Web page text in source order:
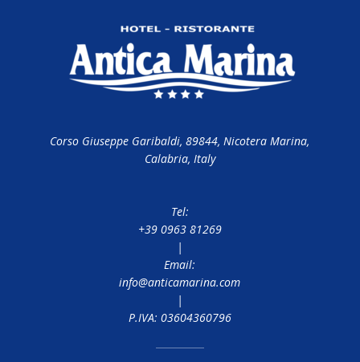
Corso Giuseppe Garibaldi, 89844, Nicotera Marina,
Calabria, Italy
Tel:
+39 0963 81269
|
Email:
info@anticamarina.com
|
P.IVA: 03604360796